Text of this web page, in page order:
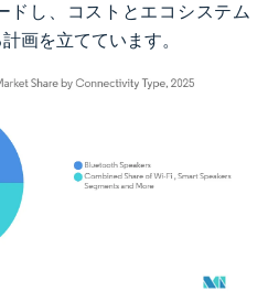
ドし、コストとエコシステム
画を立てています。